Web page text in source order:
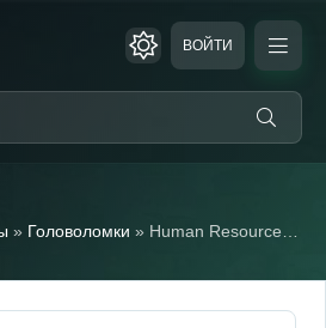
ВОЙТИ
» Головоломки » Human Resource Machine (Полная версия)